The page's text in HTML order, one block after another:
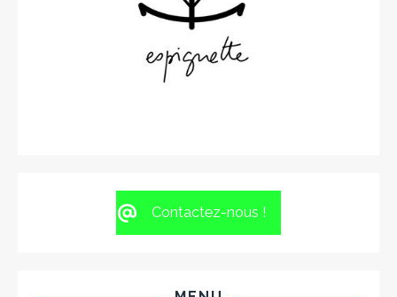
Contactez-nous !